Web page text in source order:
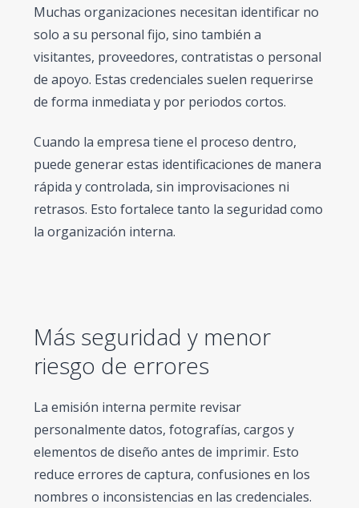
Muchas organizaciones necesitan identificar no
solo a su personal fijo, sino también a
visitantes, proveedores, contratistas o personal
de apoyo. Estas credenciales suelen requerirse
de forma inmediata y por periodos cortos.
Cuando la empresa tiene el proceso dentro,
puede generar estas identificaciones de manera
rápida y controlada, sin improvisaciones ni
retrasos. Esto fortalece tanto la seguridad como
la organización interna.
Más seguridad y menor
riesgo de errores
La emisión interna permite revisar
personalmente datos, fotografías, cargos y
elementos de diseño antes de imprimir. Esto
reduce errores de captura, confusiones en los
nombres o inconsistencias en las credenciales.